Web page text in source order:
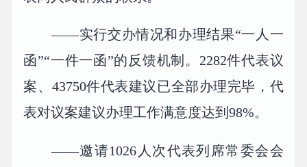
——实行交办情况和办理结果“一人一
函”“一件一函”的反馈机制。2282件代表议
案、43750件代表建议已全部办理完毕，代
表对议案建议办理工作满意度达到98%。
——邀请1026人次代表列席常委会会